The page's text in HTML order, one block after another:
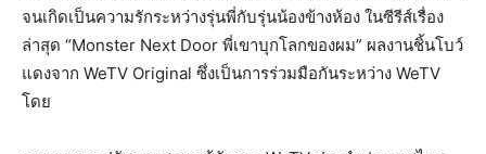
จนเกิดเป็นความรักระหว่างรุ่นพี่กับรุ่นน้องข้างห้อง ในซีรีส์เรื่อง
ล่าสุด “Monster Next Door พี่เขาบุกโลกของผม” ผลงานชิ้นโบว์
แดงจาก WeTV Original ซึ่งเป็นการร่วมมือกันระหว่าง WeTV
โดย